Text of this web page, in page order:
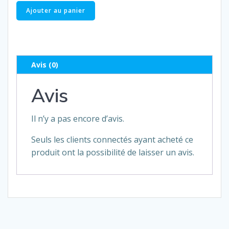
quantité
de
Ajouter au panier
Avis (0)
Avis
Il n’y a pas encore d’avis.
Seuls les clients connectés ayant acheté ce
produit ont la possibilité de laisser un avis.